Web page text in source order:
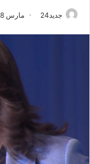
جديد24 مارس 8, 2020